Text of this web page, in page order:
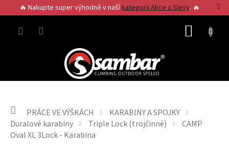
na
obsah
🔥 Nakupte super výhodně v našíkategorii Akce a Slevy. 🔥
Domů
PRÁCE VE VÝŠKÁCH
KARABINY A SPOJKY
Duralové karabiny
Triple Lock (trojčinné)
CAMP
Oval XL 3Lock - Karabina